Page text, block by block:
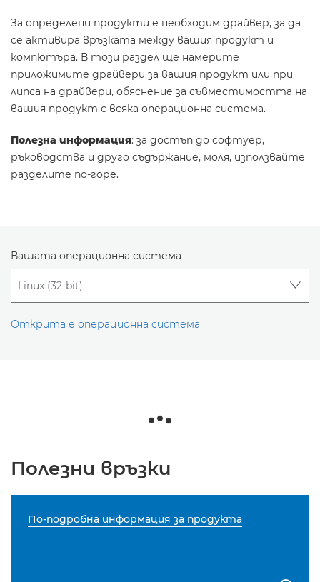
За определени продукти е необходим драйвер, за да
се активира връзката между вашия продукт и
компютъра. В този раздел ще намерите
приложимите драйвери за вашия продукт или при
липса на драйвери, обяснение за съвместимостта на
вашия продукт с всяка операционна система.
Полезна информация: за достъп до софтуер,
ръководства и друго съдържание, моля, използвайте
разделите по-горе.
Вашата операционна система
Открита е операционна система
Полезни връзки
По-подробна информация за продукта